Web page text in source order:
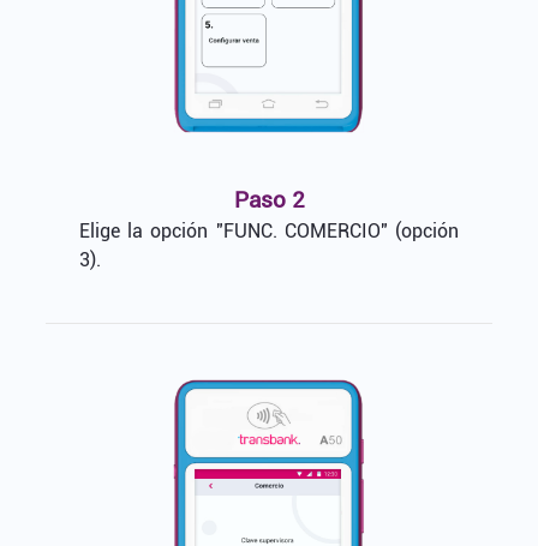
Paso 2
Elige la opción "FUNC. COMERCIO" (opción
3).